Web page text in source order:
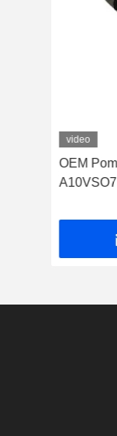
video
OEM